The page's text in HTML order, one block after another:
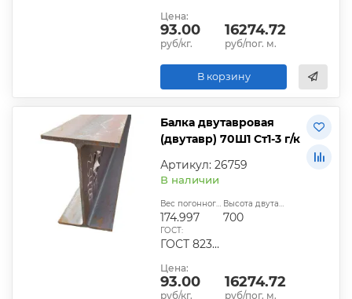
Цена:
93.00
руб/кг.
16274.72
руб/пог. м.
В корзину
Балка двутавровая
(двутавр) 70Ш1 Ст1-3 г/к
Артикул: 26759
В наличии
Вес погонного метра, кг:
174.997
Высота двутавра:
700
ГОСТ:
ГОСТ 8239-89
Цена:
93.00
руб/кг.
16274.72
руб/пог. м.